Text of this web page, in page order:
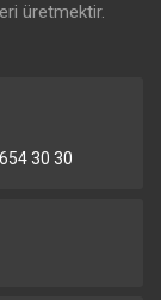
üretmektir.
30 30